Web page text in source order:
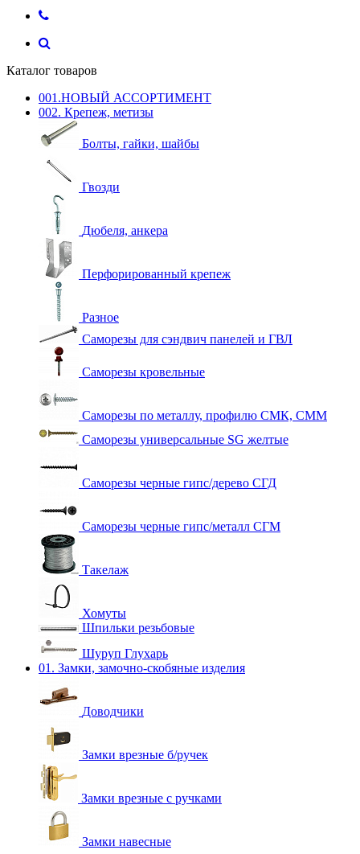
Каталог товаров
001.НОВЫЙ АССОРТИМЕНТ
002. Крепеж, метизы
Болты, гайки, шайбы
Гвозди
Дюбеля, анкера
Перфорированный крепеж
Разное
Саморезы для сэндвич панелей и ГВЛ
Саморезы кровельные
Саморезы по металлу, профилю СМК, СММ
Саморезы универсальные SG желтые
Саморезы черные гипс/дерево СГД
Саморезы черные гипс/металл СГМ
Такелаж
Хомуты
Шпильки резьбовые
Шуруп Глухарь
01. Замки, замочно-скобяные изделия
Доводчики
Замки врезные б/ручек
Замки врезные с ручками
Замки навесные